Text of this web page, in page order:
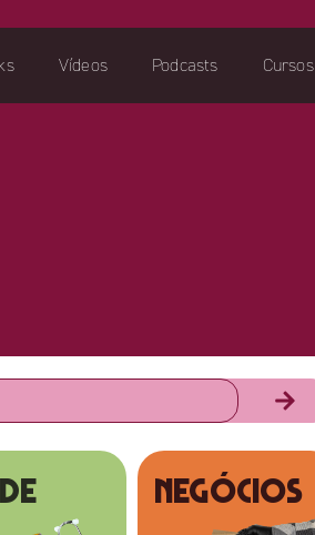
Vídeos Podcasts Cursos
NEGÓCIOS